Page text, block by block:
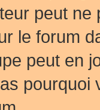
peut
le forum
peut en
pourquoi